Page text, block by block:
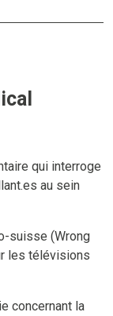
qui interroge
au sein
suisse (Wrong
les télévisions
concernant la